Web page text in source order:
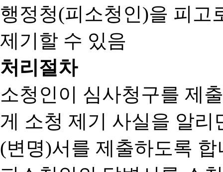
행정청(피소청인)을 피고
제기할 수 있음
처리절차
소청인이 심사청구를 제
게 소청 제기 사실을 알
(변명)서를 제출하도록 합